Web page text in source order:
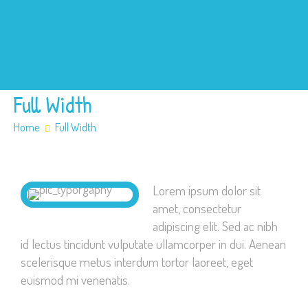
Full Width
Home Full Width
Lorem ipsum dolor sit
amet, consectetur
adipiscing elit. Sed ac nibh
id lectus tincidunt vulputate ullamcorper in dui. Aenean
scelerisque metus interdum tortor laoreet, eget
euismod mi venenatis.